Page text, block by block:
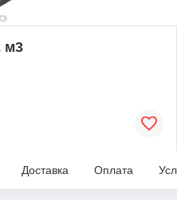
м3
Доставка Оплата